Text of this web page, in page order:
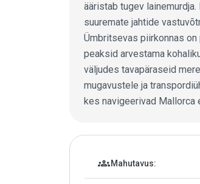
ääristab tugev
suuremate jahtide
Ümbritsevas piirkonnas on
peaksid arvestama
väljudes tavapäraseid
mugavustele ja
kes navigeerivad Mallorca
Jahtsadama
groups Mahutavus: